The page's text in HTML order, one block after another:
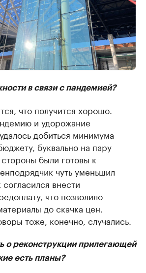
в связи с пандемией?
что получится хорошо.
и удорожание
добиться минимума
буквально на пару
были готовы к
чуть уменьшил
внести
что позволило
до скачка цен.
тоже, конечно, случались.
о реконструкции прилегающей
есть планы?